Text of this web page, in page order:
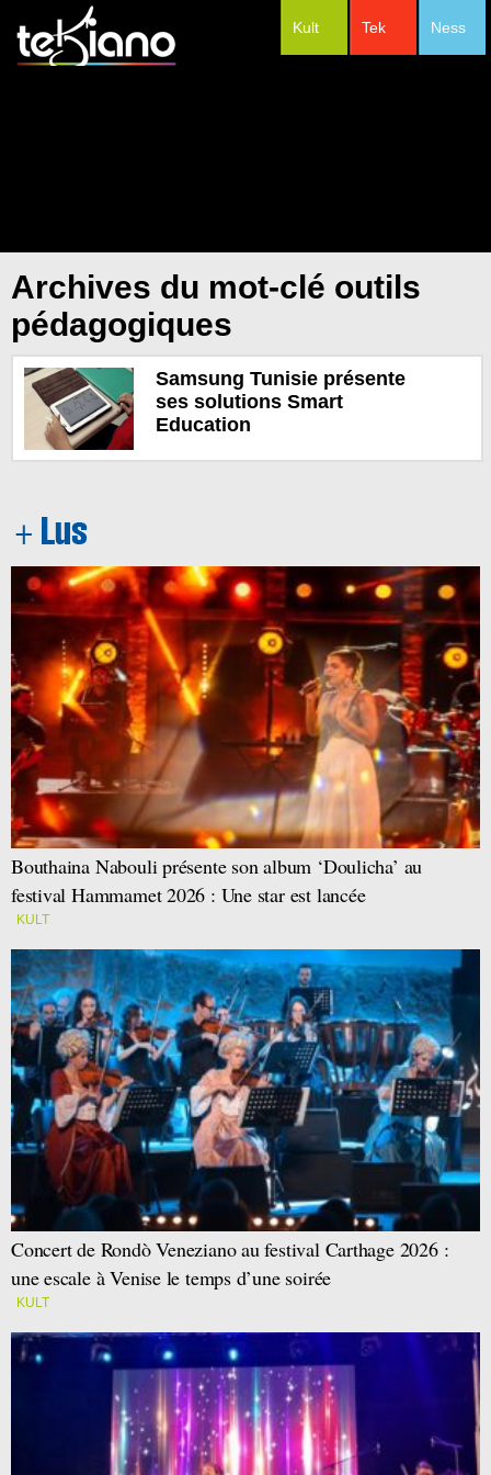
Ness
Tek
Kult
Archives du mot-clé outils
pédagogiques
Samsung Tunisie présente
ses solutions Smart
Education
Bouthaina Nabouli présente son album ‘Doulicha’ au
festival Hammamet 2026 : Une star est lancée
KULT
Concert de Rondò Veneziano au festival Carthage 2026 :
une escale à Venise le temps d’une soirée
KULT